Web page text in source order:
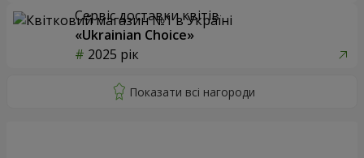
Сервіс доставки квітів
«Ukrainian Choice»
2025 рік